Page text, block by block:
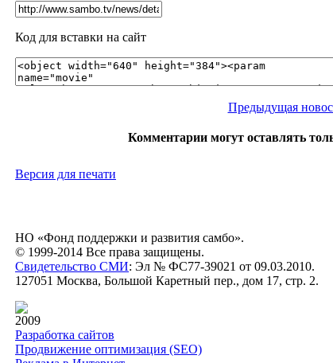
Код для вставки на сайт
Предыдущая
Комментарии могут оставлять
Версия для печати
НО «Фонд поддержки и развития самбо».
© 1999-2014 Все права защищены.
Свидетельство СМИ: Эл № ФС77-39021 от 09.03.2010.
127051 Москва, Большой Каретный пер., дом 17, стр. 2.
2009
Разработка сайтов
Продвижение оптимизация (SEO)